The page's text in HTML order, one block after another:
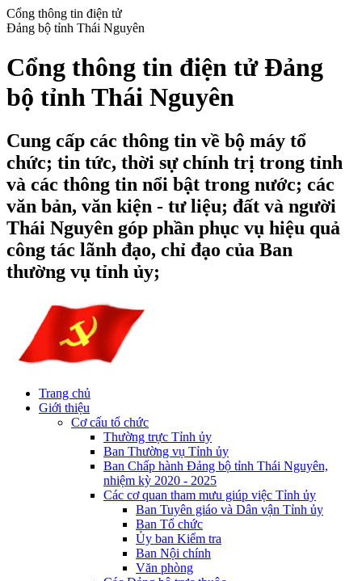
Cổng thông tin điện tử
Đảng bộ tỉnh Thái Nguyên
Cổng thông tin điện tử Đảng
bộ tỉnh Thái Nguyên
Cung cấp các thông tin về bộ máy tổ
chức; tin tức, thời sự chính trị trong tỉnh
và các thông tin nổi bật trong nước; các
văn bản, văn kiện - tư liệu; đất và người
Thái Nguyên góp phần phục vụ hiệu quả
công tác lãnh đạo, chỉ đạo của Ban
thường vụ tỉnh ủy;
Trang chủ
Giới thiệu
Cơ cấu tổ chức
Thường trực Tỉnh ủy
Ban Thường vụ Tỉnh ủy
Ban Chấp hành Đảng bộ tỉnh Thái Nguyên,
nhiệm kỳ 2020 - 2025
Các cơ quan tham mưu giúp việc Tỉnh ủy
Ban Tuyên giáo và Dân vận Tỉnh ủy
Ban Tổ chức
Ủy ban Kiểm tra
Ban Nội chính
Văn phòng